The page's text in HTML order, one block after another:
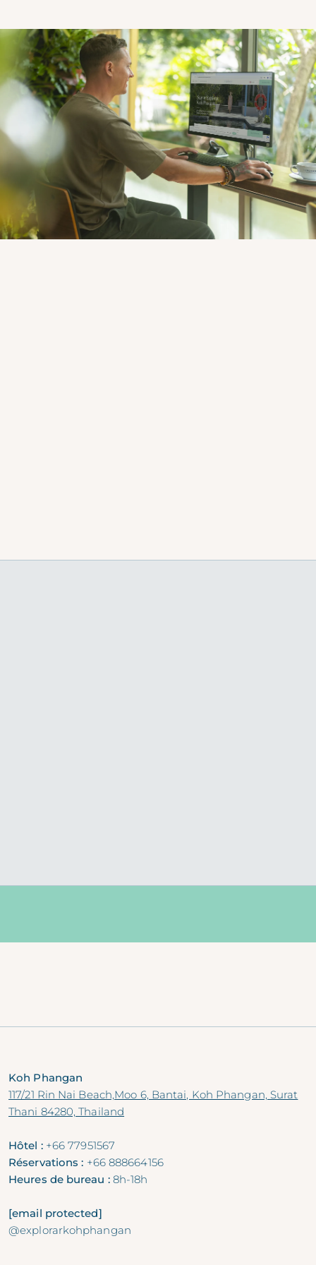
Koh Phangan
117/21 Rin Nai Beach,Moo 6, Bantai, Koh Phangan, Surat
Thani 84280, Thailand
Hôtel : +66 77951567
Réservations : +66 888664156
Heures de bureau :8h-18h
[email protected]
@explorarkohphangan